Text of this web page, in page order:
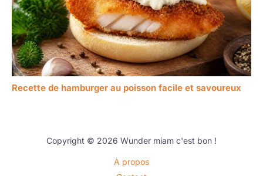
Recette de hamburger au poisson facile et savoureux
Copyright © 2026 Wunder miam c'est bon !
A propos